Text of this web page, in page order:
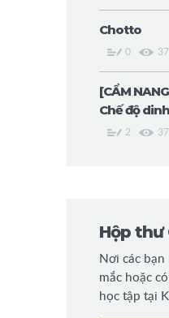
Chotto
0
[CẨM
Chế độ
2
Hộp thư
Nơi các bạn
mắc hoặc
học tập tại